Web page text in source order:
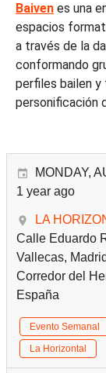
Baiven es una
espacios
a través de la
conformando
perfiles bailen y
personificación
MONDAY,
1 year ago
LA
Calle Eduardo
Vallecas,
Corredor del
España
Evento Semanal
La Horizontal